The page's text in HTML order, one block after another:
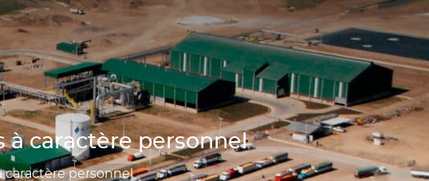
à caractère personnel
caractère personnel